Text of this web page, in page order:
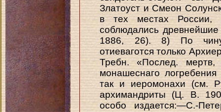
Златоуст и Смеон
в тех местах России,
соблюдались
1886, 26). 8) По чину
отиеваготся только
Требн. «Послед.
монашеснаго
так и иеромонахи (см.
архимандриты (Ц. В.
особо издается:—С.-